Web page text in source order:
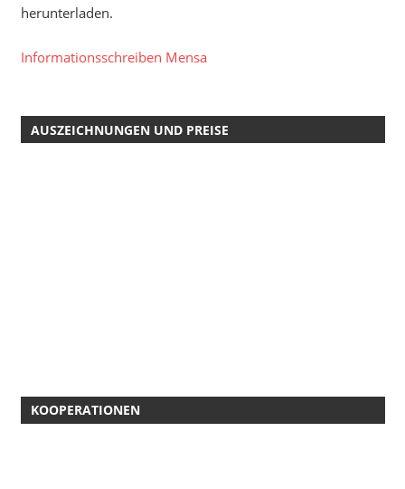
herunterladen.
Informationsschreiben Mensa
AUSZEICHNUNGEN UND PREISE
KOOPERATIONEN